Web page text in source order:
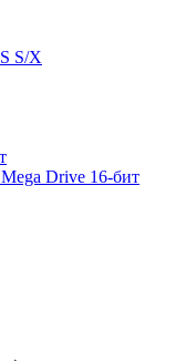
S/X
Drive 16-бит